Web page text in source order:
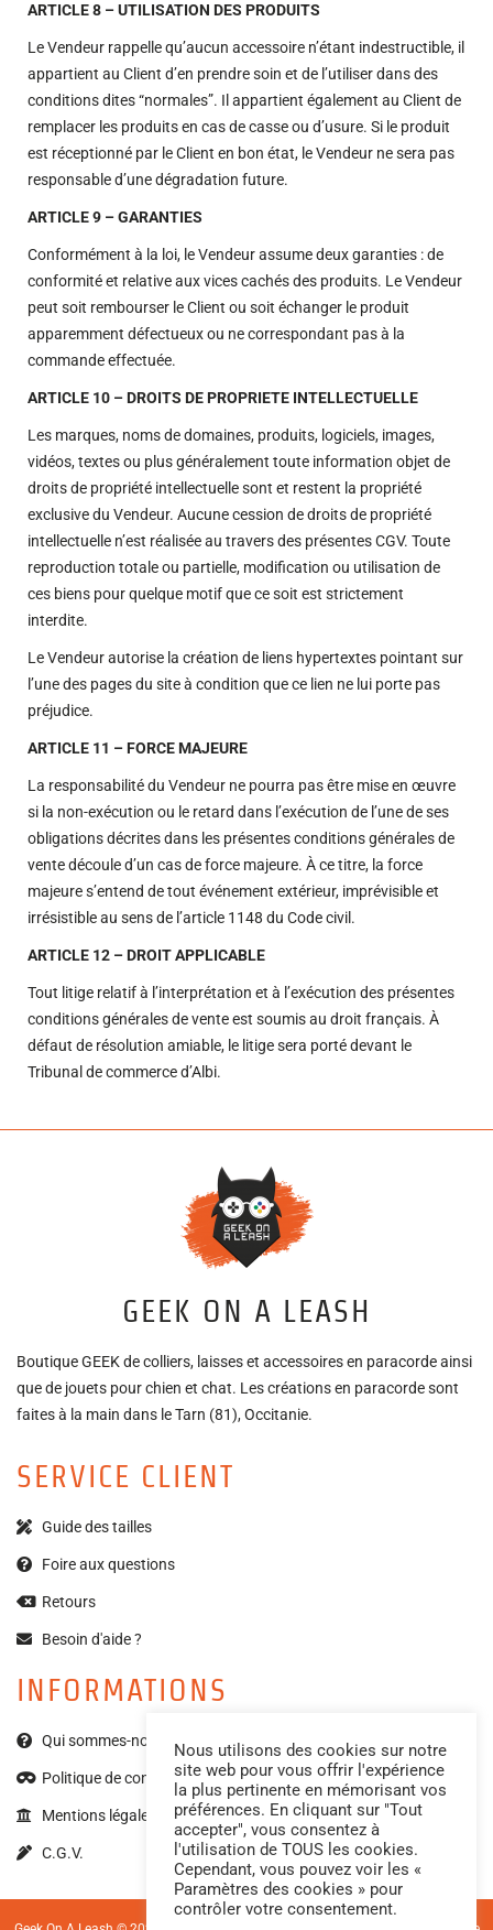
ARTICLE 8 – UTILISATION DES PRODUITS
Le Vendeur rappelle qu’aucun accessoire n’étant indestructible, il
appartient au Client d’en prendre soin et de l’utiliser dans des
conditions dites “normales”. Il appartient également au Client de
remplacer les produits en cas de casse ou d’usure. Si le produit
est réceptionné par le Client en bon état, le Vendeur ne sera pas
responsable d’une dégradation future.
ARTICLE 9 – GARANTIES
Conformément à la loi, le Vendeur assume deux garanties : de
conformité et relative aux vices cachés des produits. Le Vendeur
peut soit rembourser le Client ou soit échanger le produit
apparemment défectueux ou ne correspondant pas à la
commande effectuée.
ARTICLE 10 – DROITS DE PROPRIETE INTELLECTUELLE
Les marques, noms de domaines, produits, logiciels, images,
vidéos, textes ou plus généralement toute information objet de
droits de propriété intellectuelle sont et restent la propriété
exclusive du Vendeur. Aucune cession de droits de propriété
intellectuelle n’est réalisée au travers des présentes CGV. Toute
reproduction totale ou partielle, modification ou utilisation de
ces biens pour quelque motif que ce soit est strictement
interdite.
Le Vendeur autorise la création de liens hypertextes pointant sur
l’une des pages du site à condition que ce lien ne lui porte pas
préjudice.
ARTICLE 11 – FORCE MAJEURE
La responsabilité du Vendeur ne pourra pas être mise en œuvre
si la non-exécution ou le retard dans l’exécution de l’une de ses
obligations décrites dans les présentes conditions générales de
vente découle d’un cas de force majeure. À ce titre, la force
majeure s’entend de tout événement extérieur, imprévisible et
irrésistible au sens de l’article 1148 du Code civil.
ARTICLE 12 – DROIT APPLICABLE
Tout litige relatif à l’interprétation et à l’exécution des présentes
conditions générales de vente est soumis au droit français. À
défaut de résolution amiable, le litige sera porté devant le
Tribunal de commerce d’Albi.
GEEK ON A LEASH
Boutique GEEK de colliers, laisses et accessoires en paracorde ainsi
que de jouets pour chien et chat. Les créations en paracorde sont
faites à la main dans le Tarn (81), Occitanie.
SERVICE CLIENT
Guide des tailles
Foire aux questions
Retours
Besoin d'aide ?
INFORMATIONS
Qui sommes-nous ?
Politique de confidentialité
Mentions légales
C.G.V.
Nous utilisons des cookies sur notre
site web pour vous offrir l'expérience
la plus pertinente en mémorisant vos
préférences. En cliquant sur "Tout
accepter", vous consentez à
l'utilisation de TOUS les cookies.
Cependant, vous pouvez voir les «
Paramètres des cookies » pour
contrôler votre consentement.